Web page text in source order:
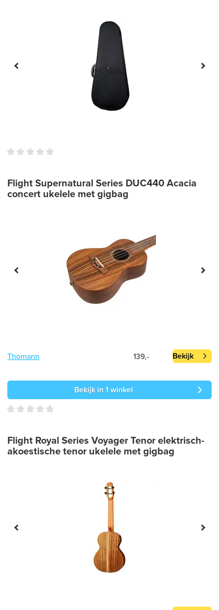
Flight Supernatural Series DUC440 Acacia
concert ukelele met gigbag
Thomann 139,- Bekijk
Bekijk in 1 winkel
Flight Royal Series Voyager Tenor elektrisch-
akoestische tenor ukelele met gigbag